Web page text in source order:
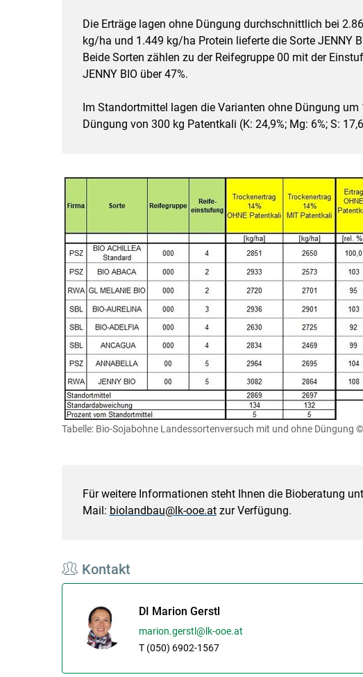
Die Erträge lagen ohne Düngung durchschnittlich bei
kg/ha und 1.449 kg/ha Protein lieferte die Sorte JENNY
Beide Sorten zählen zu der Reifegruppe 00 mit der
JENNY BIO über 47%.
Im Standortmittel lagen die Varianten ohne Düngung
Düngung von 300 kg Patentkali (K: 24,9%; Mg: 6%; S:
Tabelle: Bio-Sojabohne Landessortenversuch mit und ohne Düngung ©
Für weitere Informationen steht Ihnen die Bioberatung
Mail: biolandbau@lk-ooe.atzur Verfügung.
Kontakt
DI Marion Gerstl
marion.gerstl@lk-ooe.at
T (050) 6902-1567